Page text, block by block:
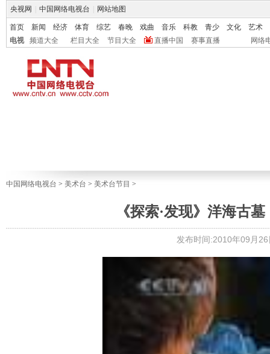
央视网 中国网络电视台 网站地图
首页 新闻 经济 体育 综艺 春晚 戏曲 音乐 科教 青少 文化
艺术
电视
频道大全 栏目大全 节目大全 直播中国 赛事直播 网络
中国网络电视台 > 美术台 > 美术台节目 >
《探索·发现》洋海古
发布时间:2010年09月